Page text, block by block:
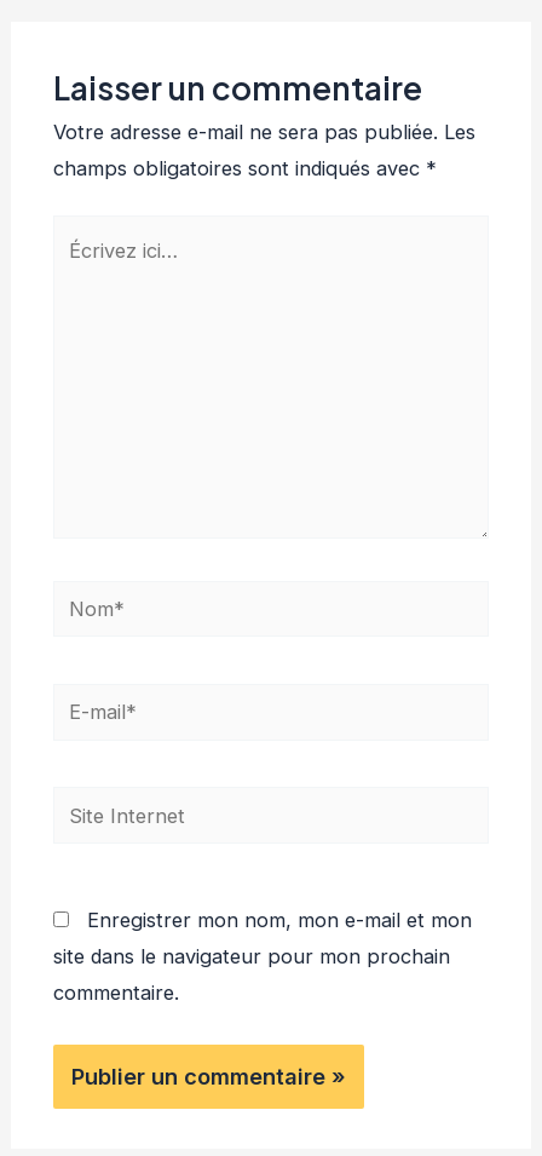
Laisser un commentaire
Votre adresse e-mail ne sera pas publiée. Les
champs obligatoires sont indiqués avec *
Écrivez
Nom*
E-
Site
Enregistrer mon nom, mon e-mail et mon
site dans le navigateur pour mon prochain
commentaire.